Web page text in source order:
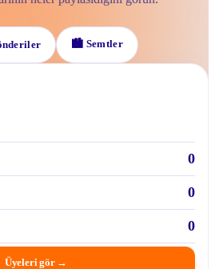
🏙 Semtler
0
0
0
Üyeleri gör →